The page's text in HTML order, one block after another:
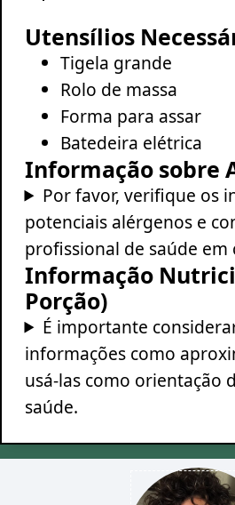
Utensílios
Tigela grande
Rolo de massa
Forma para assar
Batedeira elétrica
Informação sobre
Por favor, verifique os
potenciais alérgenos e
profissional de saúde em
Informação
Porção)
É importante
informações como
usá-las como orientação
saúde.